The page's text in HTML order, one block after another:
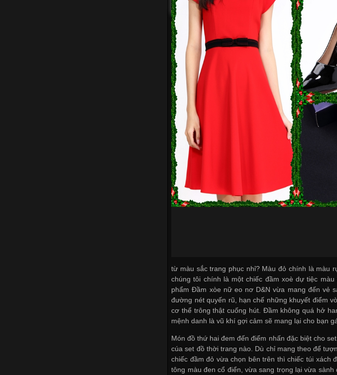
từ màu sắc trang phục nhỉ? Màu đỏ chính là màu
chúng tôi chính là một chiếc đầm xoè dự tiệc
phẩm Đầm xòe nữ eo nơ D&N vừa mang đến vẻ
đường nét quyến rũ, hạn chế những khuyết điểm
cơ thể trông thật cuống hút. Đầm không quá hở
mệnh danh là vũ khí gợi cảm sẽ mang lại cho bạn
Món đồ thứ hai đem đến điểm nhấn đặc biệt cho
cúa set đồ thời trang nào. Dù chỉ mang theo để
chiếc đầm đỏ vừa chọn bên trên thì chiếc túi xách
tông màu đen cổ điển, vừa sang trọng lại vừa